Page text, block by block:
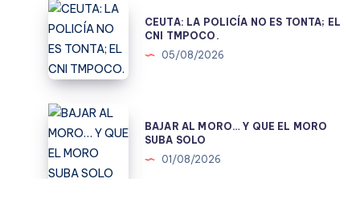
CEUTA:
LA
POLICÍA
NO
ES
TONTA;
EL
CNI
TMPOCO.
CEUTA: LA POLICÍA NO ES TONTA; EL
CNI TMPOCO.
05/08/2026
BAJAR
AL
MORO…
Y
BAJAR AL MORO… Y QUE EL MORO
SUBA SOLO
01/08/2026